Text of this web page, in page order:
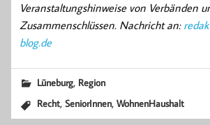
Veranstaltungshinweise von Verbänden
Zusammenschlüssen. Nachricht an:
blog.de
Lüneburg, Region
Recht,SeniorInnen,WohnenHaushalt